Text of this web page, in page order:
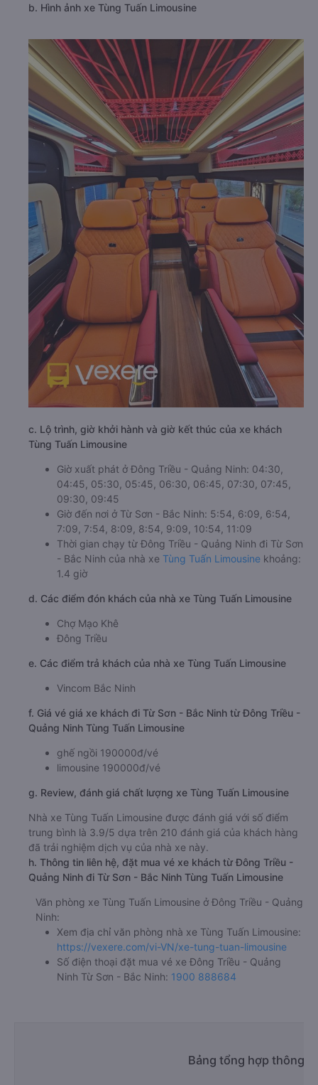
b. Hình ảnh xe Tùng Tuấn Limousine
c. Lộ trình, giờ khởi hành và giờ kết thúc của xe khách
Tùng Tuấn Limousine
Giờ xuất phát ở Đông Triều - Quảng Ninh: 04:30,
04:45, 05:30, 05:45, 06:30, 06:45, 07:30, 07:45,
09:30, 09:45
Giờ đến nơi ở Từ Sơn - Bắc Ninh: 5:54, 6:09, 6:54,
7:09, 7:54, 8:09, 8:54, 9:09, 10:54, 11:09
Thời gian chạy từ Đông Triều - Quảng Ninh đi Từ Sơn
- Bắc Ninh của nhà xe Tùng Tuấn Limousine khoảng:
1.4 giờ
d. Các điểm đón khách của nhà xe Tùng Tuấn Limousine
Chợ Mạo Khê
Đông Triều
e. Các điểm trả khách của nhà xe Tùng Tuấn Limousine
Vincom Bắc Ninh
f. Giá vé giá xe khách đi Từ Sơn - Bắc Ninh từ Đông Triều -
Quảng Ninh Tùng Tuấn Limousine
ghế ngồi 190000đ/vé
limousine 190000đ/vé
g. Review, đánh giá chất lượng xe Tùng Tuấn Limousine
Nhà xe Tùng Tuấn Limousine được đánh giá với số điểm
trung bình là 3.9/5 dựa trên 210 đánh giá của khách hàng
đã trải nghiệm dịch vụ của nhà xe này.
h. Thông tin liên hệ, đặt mua vé xe khách từ Đông Triều -
Quảng Ninh đi Từ Sơn - Bắc Ninh Tùng Tuấn Limousine
Văn phòng xe Tùng Tuấn Limousine ở Đông Triều - Quảng
Ninh:
Xem địa chỉ văn phòng nhà xe Tùng Tuấn Limousine:
https://vexere.com/vi-VN/xe-tung-tuan-limousine
Số điện thoại đặt mua vé xe Đông Triều - Quảng
Ninh Từ Sơn - Bắc Ninh: 1900 888684
Bảng tổng hợp thông